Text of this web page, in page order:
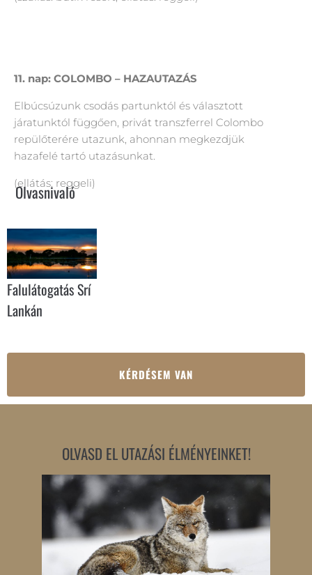
11. nap: COLOMBO – HAZAUTAZÁS
Elbúcsúzunk csodás partunktól és választott
járatunktól függően, privát transzferrel Colombo
repülőterére utazunk, ahonnan megkezdjük
hazafelé tartó utazásunkat.
(ellátás: reggeli)
Olvasnivaló
Falulátogatás Srí
Lankán
KÉRDÉSEM VAN
OLVASD EL UTAZÁSI ÉLMÉNYEINKET!